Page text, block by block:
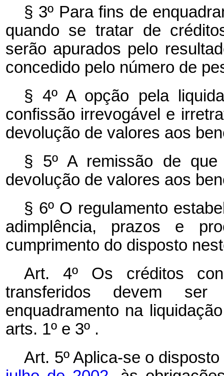
§ 3º Para fins de
quando se tratar de
serão apurados pelo
concedido pelo número de
§ 4ºA opção pela
confissão irrevogável e
devolução de valores aos
§ 5º A remissão de
devolução de valores aos
§ 6º O regulamento
adimplência, prazos e
cumprimento do disposto
Art. 4º Os créditos
transferidos devem
enquadramento na
arts. 1º e 3º .
Art. 5º Aplica-se o